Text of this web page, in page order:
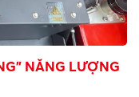
NĂNG LƯỢNG